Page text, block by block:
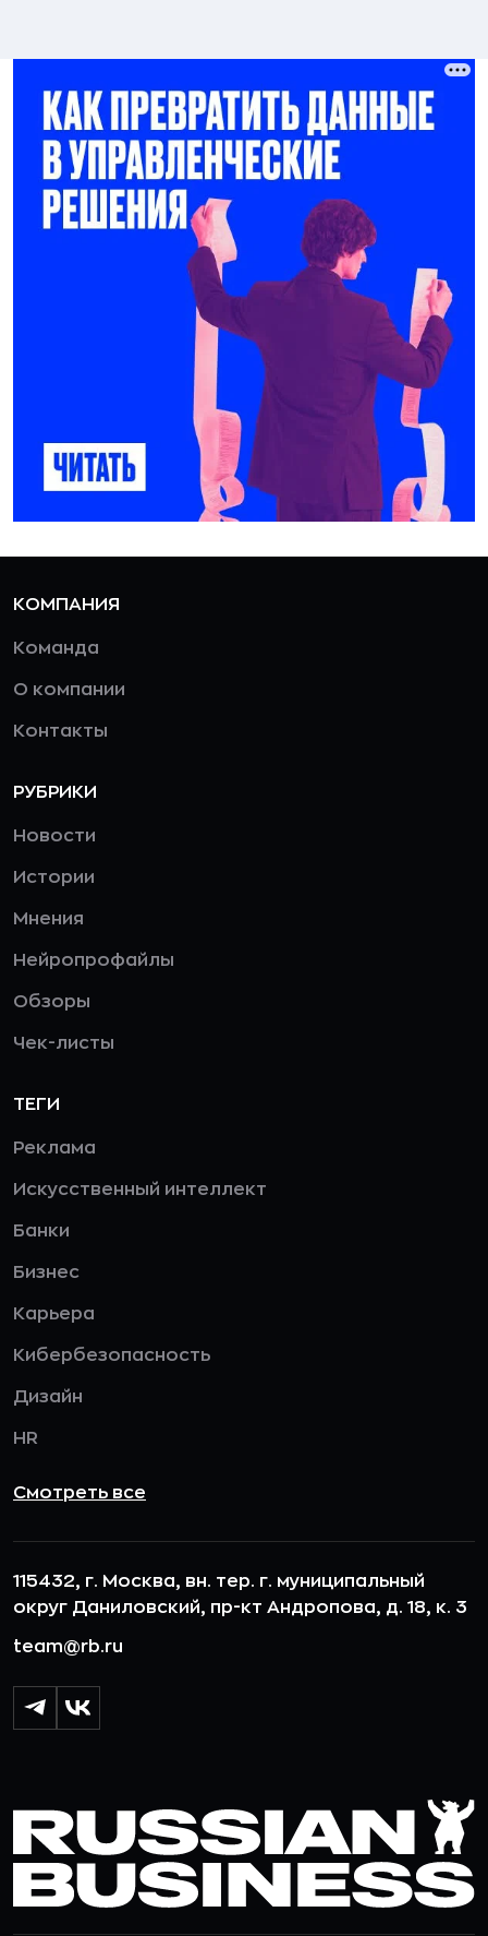
КОМПАНИЯ
Команда
О компании
Контакты
РУБРИКИ
Новости
Истории
Мнения
Нейропрофайлы
Обзоры
Чек-листы
ТЕГИ
Реклама
Искусственный интеллект
Банки
Бизнес
Карьера
Кибербезопасность
Дизайн
HR
Смотреть все
115432, г. Москва, вн. тер. г. муниципальный
округ Даниловский, пр-кт Андропова, д. 18, к. 3
team@rb.ru